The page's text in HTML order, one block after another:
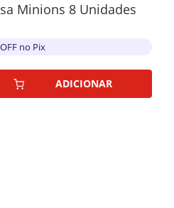
Minions 8 Unidades
no Pix
ADICIONAR